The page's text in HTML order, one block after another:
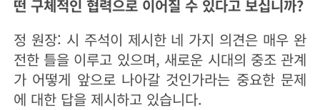
떤 구체적인 협력으로 이어질 수 있다고 보십니까?
정 원장: 시 주석이 제시한 네 가지 의견은 매우 완
전한 틀을 이루고 있으며, 새로운 시대의 중조 관계
가 어떻게 앞으로 나아갈 것인가라는 중요한 문제
에 대한 답을 제시하고 있습니다.